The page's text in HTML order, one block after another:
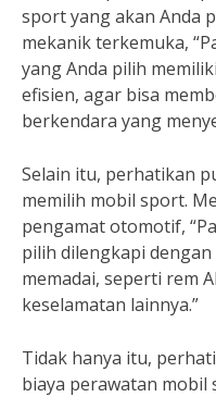
sport yang akan Anda
mekanik terkemuka,
yang Anda pilih
efisien, agar bisa
berkendara yang
Selain itu, perhatikan
memilih mobil sport.
pengamat otomotif,
pilih dilengkapi
memadai, seperti rem
keselamatan lainnya.”
Tidak hanya itu,
biaya perawatan mobil